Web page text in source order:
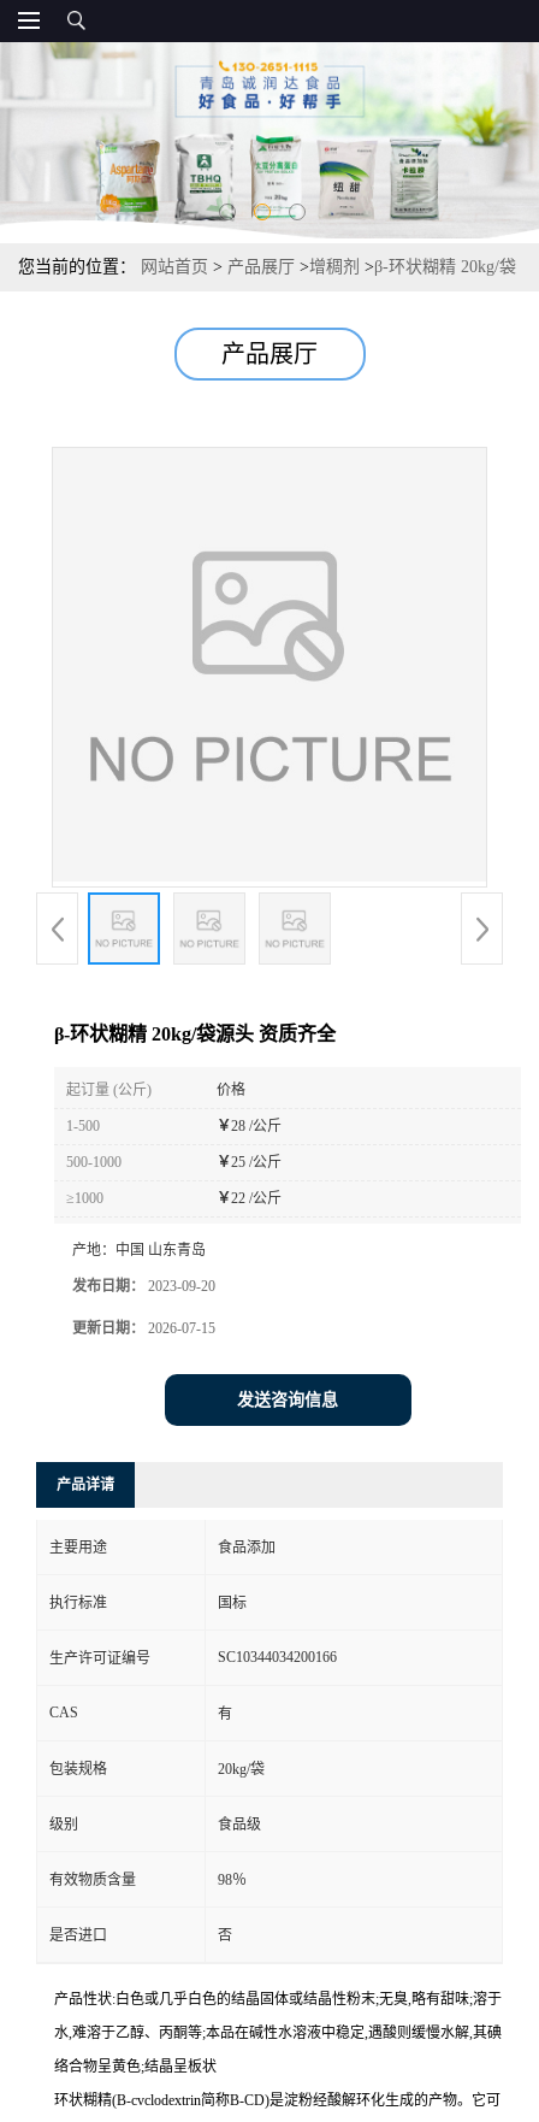
您当前的位置： 网站首页 > 产品展厅 >增稠剂 >β-环状糊精 20kg/袋
产品展厅
β-环状糊精 20kg/袋源头 资质齐全
起订量 (公斤) 价格
1-500 ￥28 /公斤
500-1000 ￥25 /公斤
≥1000 ￥22 /公斤
产地： 中国 山东青岛
发布日期： 2023-09-20
更新日期： 2026-07-15
发送咨询信息
产品详请
主要用途 食品添加
执行标准 国标
生产许可证编号 SC10344034200166
CAS 有
包装规格 20kg/袋
级别 食品级
有效物质含量 98％
是否进口 否
产品性状:白色或几乎白色的结晶固体或结晶性粉末;无臭,略有甜味;溶于
水,难溶于乙醇、丙酮等;本品在碱性水溶液中稳定,遇酸则缓慢水解,其碘
络合物呈黄色;结晶呈板状
环状糊精(B-cvclodextrin简称B-CD)是淀粉经酸解环化生成的产物。它可